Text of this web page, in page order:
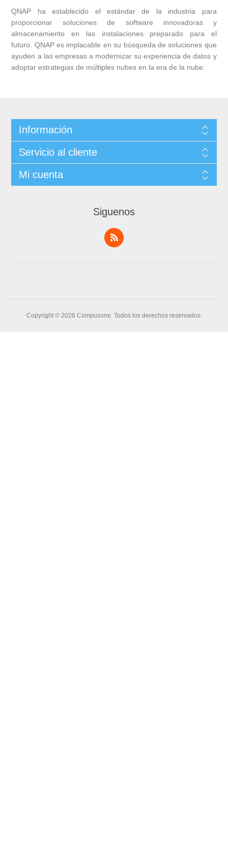
QNAP ha establecido el estándar de la industria para
proporcionar soluciones de software innovadoras y
almacenamiento en las instalaciones preparado para el
futuro. QNAP es implacable en su búsqueda de soluciones que
ayuden a las empresas a modernizar su experiencia de datos y
adoptar estrategias de múltiples nubes en la era de la nube.
Información
Servicio al cliente
Mi cuenta
Siguenos
Copyright © 2026 Compuzone. Todos los derechos reservados.